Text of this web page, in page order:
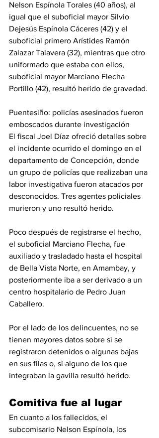
Nelson Espínola Torales (40 años), al
igual que el suboficial mayor Silvio
Dejesús Espínola Cáceres (42) y el
suboficial primero Arístides Ramón
Zalazar Talavera (32), mientras que otro
uniformado que estaba con ellos,
suboficial mayor Marciano Flecha
Portillo (42), resultó herido de gravedad.
Puentesiño: policías asesinados fueron
emboscados durante investigación
El fiscal Joel Díaz ofreció detalles sobre
el incidente ocurrido el domingo en el
departamento de Concepción, donde
un grupo de policías que realizaban una
labor investigativa fueron atacados por
desconocidos. Tres agentes policiales
murieron y uno resultó herido.
Poco después de registrarse el hecho,
el suboficial Marciano Flecha, fue
auxiliado y trasladado hasta el hospital
de Bella Vista Norte, en Amambay, y
posteriormente iba a ser derivado a un
centro hospitalario de Pedro Juan
Caballero.
Por el lado de los delincuentes, no se
tienen mayores datos sobre si se
registraron detenidos o algunas bajas
en sus filas o, si alguno de los que
integraban la gavilla resultó herido.
Comitiva fue al lugar
En cuanto a los fallecidos, el
subcomisario Nelson Espínola, los